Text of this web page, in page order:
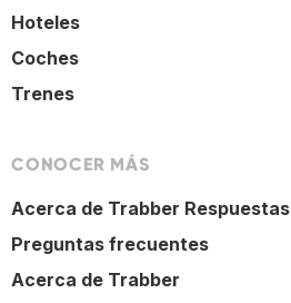
Hoteles
Coches
Trenes
CONOCER MÁS
Acerca de Trabber Respuestas
Preguntas frecuentes
Acerca de Trabber